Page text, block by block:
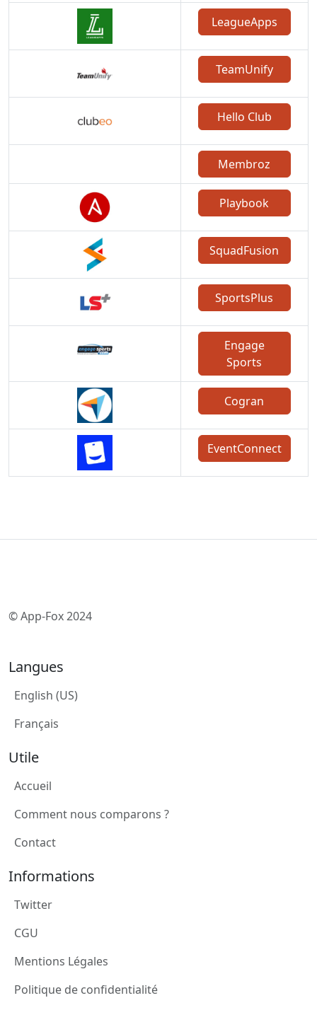
LeagueApps
TeamUnify
Hello Club
Membroz
Playbook
SquadFusion
SportsPlus
Engage
Sports
Cogran
EventConnect
© App-Fox 2024
Langues
English (US)
Français
Utile
Accueil
Comment nous comparons ?
Contact
Informations
Twitter
CGU
Mentions Légales
Politique de confidentialité